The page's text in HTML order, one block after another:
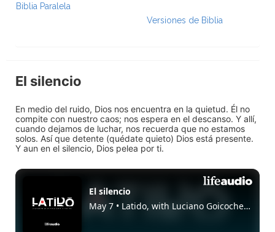
Biblia Paralela
Versiones de Biblia
El silencio
En medio del ruido, Dios nos encuentra en la quietud. Él no
compite con nuestro caos; nos espera en el descanso. Y allí,
cuando dejamos de luchar, nos recuerda que no estamos
solos. Así que detente (quédate quieto) Dios está presente.
Y aun en el silencio, Dios pelea por ti.